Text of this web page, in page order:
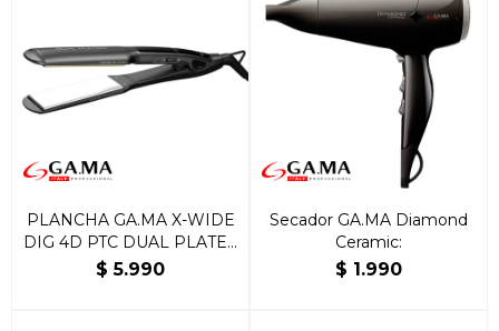
PLANCHA GA.MA X-WIDE
DIG 4D PTC DUAL PLATES
220V
$ 5.990
Secador GA.MA Diamond
Ceramic:
$ 1.990